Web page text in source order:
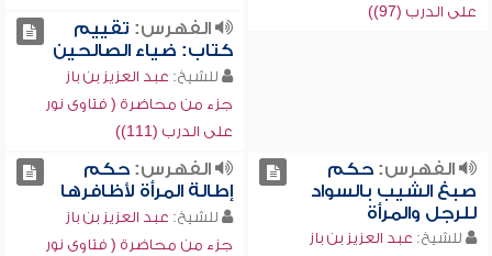
على الدرب (97))
الفهرس: تقييم
كتاب: ضياء الصالحين
للشيخ: عبد العزيز بن باز
جزء من محاضرة ( فتاوى نور
على الدرب (111))
الفهرس:حكم
صبغ الشيب بالسواد
للرجل والمرأة
للشيخ: عبد العزيز بن باز
الفهرس:حكم
إطالة المرأة لأظافرها
للشيخ: عبد العزيز بن باز
جزء من محاضرة ( فتاوى نور